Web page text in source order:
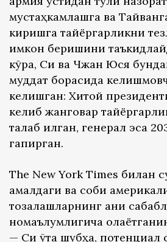
мустаҳкамлашга ва
киришга тайёргарликни
имкон беришини
кўра, Си ва Чжан Юся
муддат борасида
келишган: Хитой
келиб жанговар
талаб қилган, генерал эса
гапирган.
The New York Times билан
амалдаги ва собиқ
тозалашларнинг аниқ
номаълумлигича
— Си ўта шубҳа, потенциал